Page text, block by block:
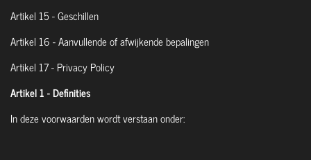
Artikel 15 - Geschillen
Artikel 16 - Aanvullende of afwijkende bepalingen
Artikel 17 - Privacy Policy
Artikel 1 - Definities
In deze voorwaarden wordt verstaan onder: